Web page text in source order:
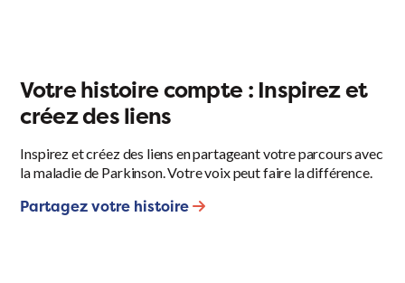
Votre histoire compte : Inspirez et
créez des liens
Inspirez et créez des liens en partageant votre parcours avec
la maladie de Parkinson. Votre voix peut faire la différence.
Partagez votre histoire